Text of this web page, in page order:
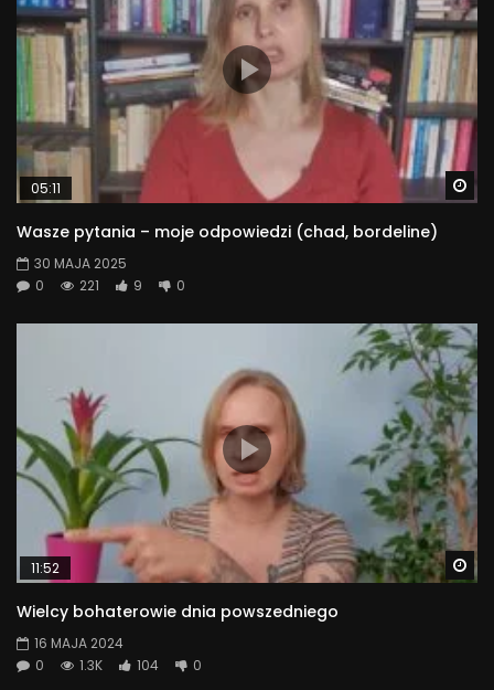
05:11
Wasze pytania – moje odpowiedzi (chad, bordeline)
30 MAJA 2025
0
221 9 0
11:52
Wielcy bohaterowie dnia powszedniego
16 MAJA 2024
0
1.3K 104 0